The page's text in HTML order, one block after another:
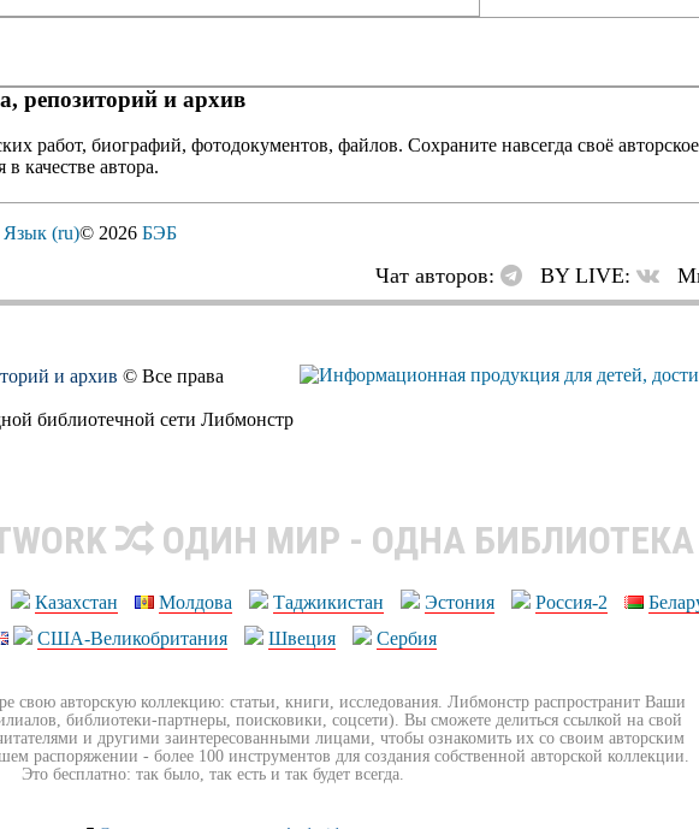
репозиторий и архив
работ, биографий, фотодокументов, файлов. Сохраните навсегда своё
в качестве автора.
Язык (ru)© 2026 БЭБ
Чат авторов: BY LIVE:
и архив © Все права
библиотечной сети Либмонстр
ОДИН МИР - ОДНА БИБЛИОТЕКА
Казахстан Молдова Таджикистан Эстония Россия-2
США-Великобритания
Швеция Сербия
свою авторскую коллекцию: статьи, книги, исследования. Либмонстр распространит Ваши
библиотеки-партнеры, поисковики, соцсети). Вы сможете делиться ссылкой на свой
и другими заинтересованными лицами, чтобы ознакомить их со своим авторским
распоряжении - более 100 инструментов для создания собственной авторской коллекции.
Это бесплатно: так было, так есть и так будет всегда.